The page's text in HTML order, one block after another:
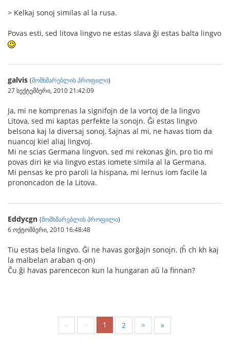
> Kelkaj sonoj similas al la rusa.
Povas esti, sed litova lingvo ne estas slava ĝi estas balta lingvo
galvis (მომხმარებლის პროფილი)
27 სექტემბერი, 2010 21:42:09
Ja, mi ne komprenas la signifojn de la vortoj de la lingvo
Litova, sed mi kaptas perfekte la sonojn. Ĝi estas lingvo
belsona kaj la diversaj sonoj, ŝajnas al mi, ne havas tiom da
nuancoj kiel aliaj lingvoj.
Mi ne scias Germana lingvon, sed mi rekonas ĝin, pro tio mi
povas diri ke via lingvo estas iomete simila al la Germana.
Mi pensas ke pro paroli la hispana, mi lernus iom facile la
prononcadon de la Litova.
Eddycgn (მომხმარებლის პროფილი)
6 ოქტომბერი, 2010 16:48:48
Tiu estas bela lingvo. Ĝi ne havas gorĝajn sonojn. (ĥ ch kh kaj
la malbelan araban q-on)
Ĉu ĝi havas parencecon kun la hungaran aŭ la finnan?
« < 1 2 > »